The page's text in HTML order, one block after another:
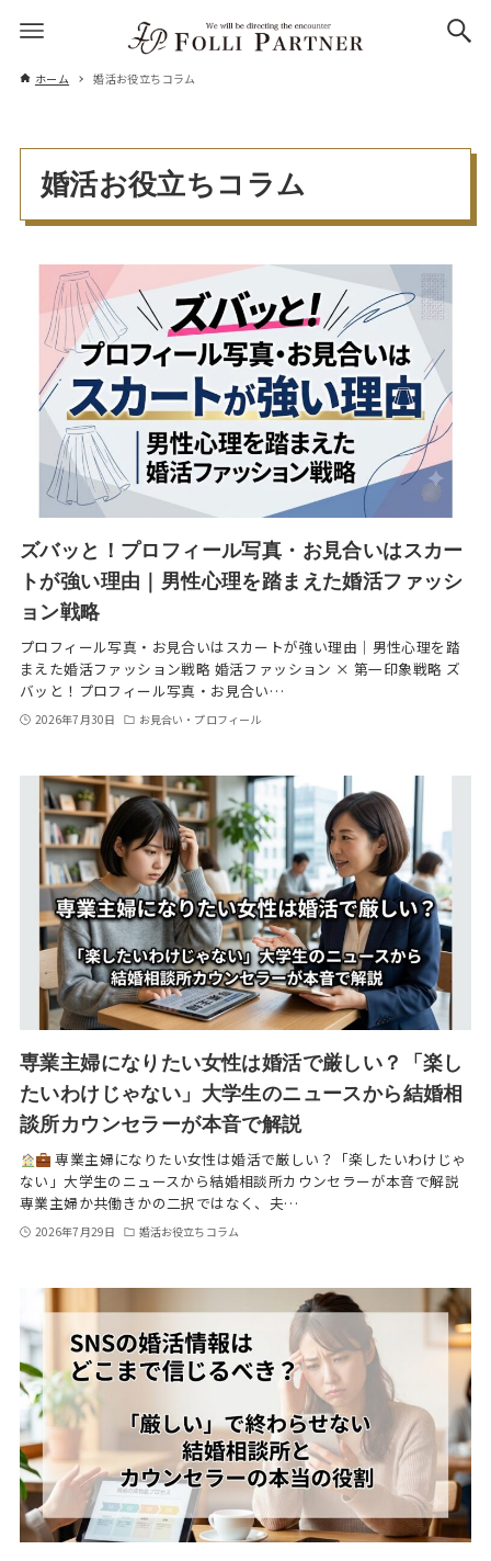
ホーム 婚活お役立ちコラム
婚活お役立ちコラム
ズバッと！プロフィール写真・お見合いはスカー
トが強い理由｜男性心理を踏まえた婚活ファッシ
ョン戦略
プロフィール写真・お見合いはスカートが強い理由｜男性心理を踏
まえた婚活ファッション戦略 婚活ファッション × 第一印象戦略 ズ
バッと！プロフィール写真・お見合い…
2026年7月30日 お見合い・プロフィール
専業主婦になりたい女性は婚活で厳しい？「楽し
たいわけじゃない」大学生のニュースから結婚相
談所カウンセラーが本音で解説
専業主婦になりたい女性は婚活で厳しい？「楽したいわけじゃ
ない」大学生のニュースから結婚相談所カウンセラーが本音で解説
専業主婦か共働きかの二択ではなく、夫…
2026年7月29日 婚活お役立ちコラム